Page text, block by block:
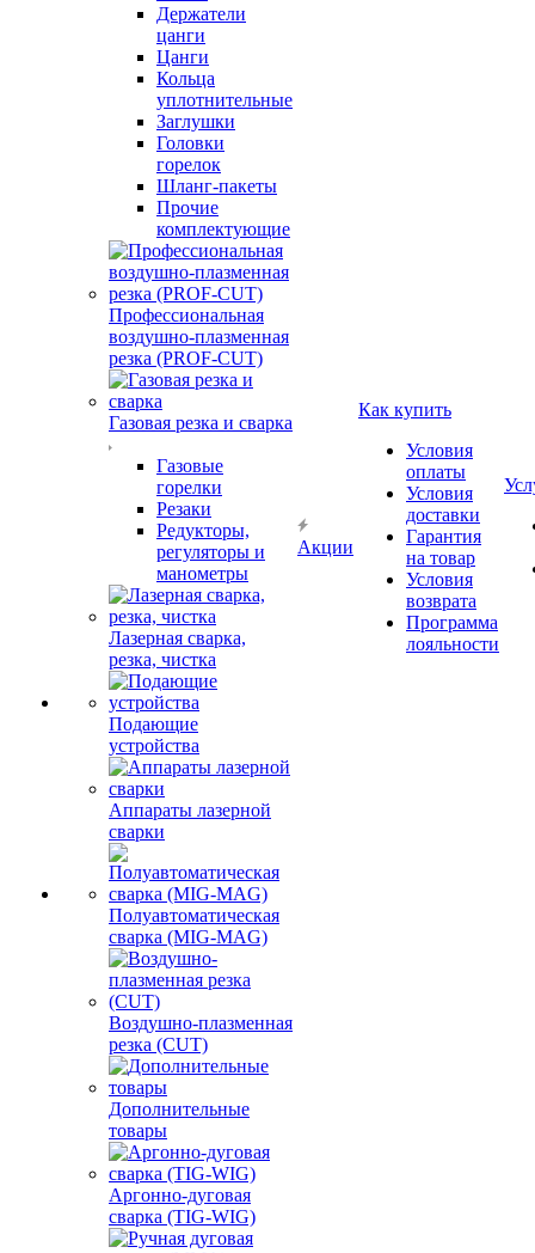
Держатели
цанги
Цанги
Кольца
уплотнительные
Заглушки
Головки
горелок
Шланг-пакеты
Прочие
комплектующие
Профессиональная
воздушно-плазменная
резка (PROF-CUT)
Газовая резка и сварка
Газовые
горелки
Резаки
Редукторы,
регуляторы и
манометры
Лазерная сварка,
резка, чистка
Подающие
устройства
Аппараты лазерной
сварки
Полуавтоматическая
сварка (MIG-MAG)
Воздушно-плазменная
резка (CUT)
Дополнительные
товары
Аргонно-дуговая
сварка (TIG-WIG)
Акции
Как купить
Условия
оплаты
Условия
доставки
Гарантия
на товар
Условия
возврата
Программа
лояльности